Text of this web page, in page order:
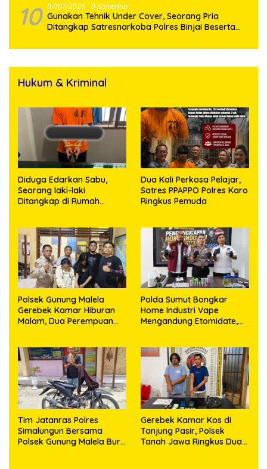
10 07/07/2026 0 Komentar
Gunakan Tehnik Under Cover, Seorang Pria
Ditangkap Satresnarkoba Polres Binjai Beserta
Hukum & Kriminal
Diduga Edarkan Sabu,
Seorang laki-laki
Ditangkap di Rumah
Puluhan Plastik Klip
Dua Kali Perkosa Pelajar,
Satres PPAPPO Polres Karo
Ringkus Pemuda
Polsek Gunung Malela
Gerebek Kamar Hiburan
Malam, Dua Perempuan
Polda Sumut Bongkar
Home Industri Vape
Mengandung Etomidate,
Tim Jatanras Polres
Simalungun Bersama
Polsek Gunung Malela Buru
Gerebek Kamar Kos di
Tanjung Pasir, Polsek
Tanah Jawa Ringkus Dua